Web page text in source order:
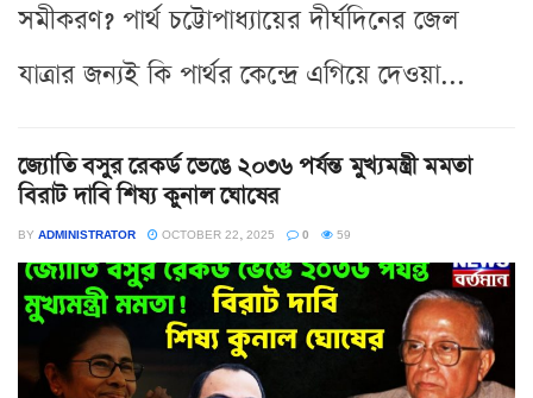
সমীকরণ? পার্থ চট্টোপাধ্যায়ের দীর্ঘদিনের জেল
যাত্রার জন্যই কি পার্থর কেন্দ্রে এগিয়ে দেওয়া...
জ্যোতি বসুর রেকর্ড ভেঙে ২০৩৬ পর্যন্ত মুখ্যমন্ত্রী মমতা
বিরাট দাবি শিষ্য কুনাল ঘোষের
BY ADMINISTRATOR OCTOBER 22, 2025 0 59